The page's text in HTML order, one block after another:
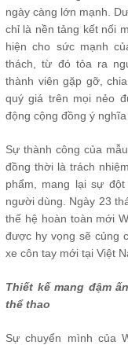
ngày càng lớn mạnh.
chỉ là nền tảng kết nối
hiện cho sức mạnh
thách, từ đó tỏa ra
thành viên gặp gỡ,
quý giá trên mọi nẻo
động cộng đồng ý nghĩa
Sự thành công của
đồng thời là trách
phẩm, mang lại sự
người dùng. Ngày 23
thế hệ hoàn toàn mới
được hy vọng sẽ củng
xe côn tay mới tại Việt
Thiết kế mang đậm
thể thao
Sự chuyển mình của